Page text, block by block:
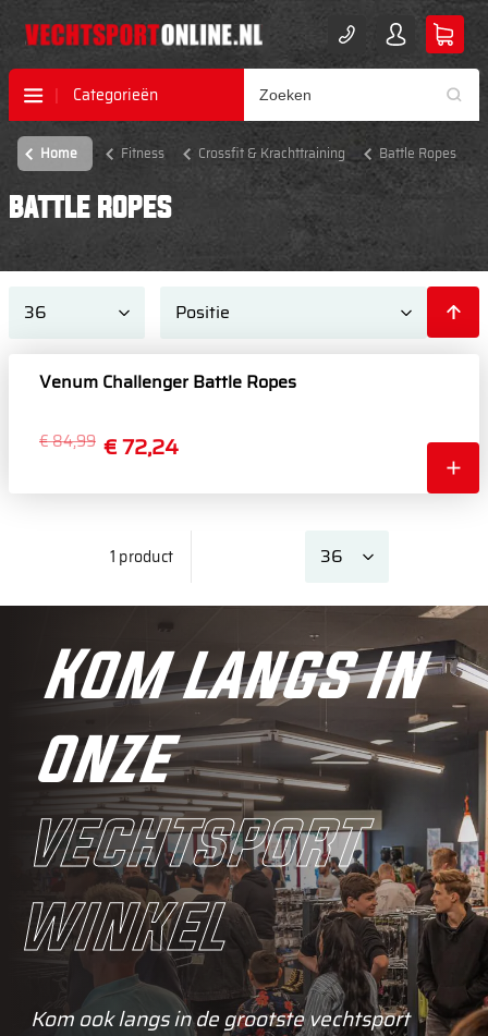
Categorieën
Home Fitness Crossfit & Krachttraining Battle Ropes
BATTLE ROPES
Venum Challenger Battle Ropes
€ 72,24
€ 84,99
1 product
Kom langs in
onze
vechtsport
winkel
Kom ook langs in de grootste vechtsport